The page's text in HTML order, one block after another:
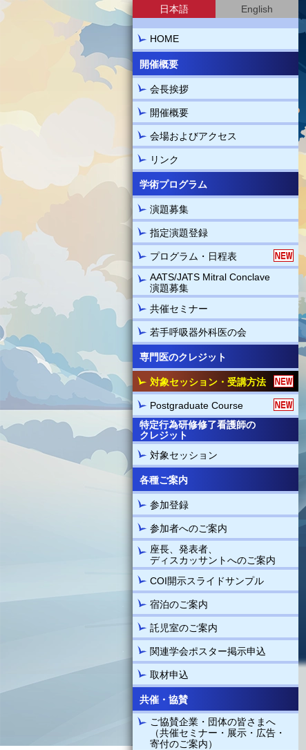
日本語 English
HOME
開催概要
会長挨拶
開催概要
会場およびアクセス
リンク
学術プログラム
演題募集
指定演題登録
プログラム・日程表
AATS/JATS Mitral Conclave
演題募集
共催セミナー
若手呼吸器外科医の会
専門医のクレジット
対象セッション・受講方法
Postgraduate Course
特定行為研修修了看護師の
クレジット
対象セッション
各種ご案内
参加登録
参加者へのご案内
座長、発表者、
ディスカッサントへのご案内
COI開示スライドサンプル
宿泊のご案内
託児室のご案内
関連学会ポスター掲示申込
取材申込
共催・協賛
ご協賛企業・団体の皆さまへ
（共催セミナー・展示・広告・
寄付のご案内）